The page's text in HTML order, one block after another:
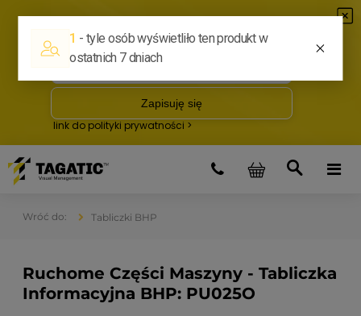
Tabliczki BHP
Ruchome Części Maszyny - Tabliczka
Informacyjna BHP: PU025O